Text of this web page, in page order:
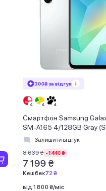
300₴ за відгук
Смартфон Samsung
SM-A165 4/128GB Gray
A165FZABEUC)
Залишити відгук
8 639 ₴ -1 440 ₴
7 199 ₴
Кешбек72 ₴
від 1 800 ₴/міс